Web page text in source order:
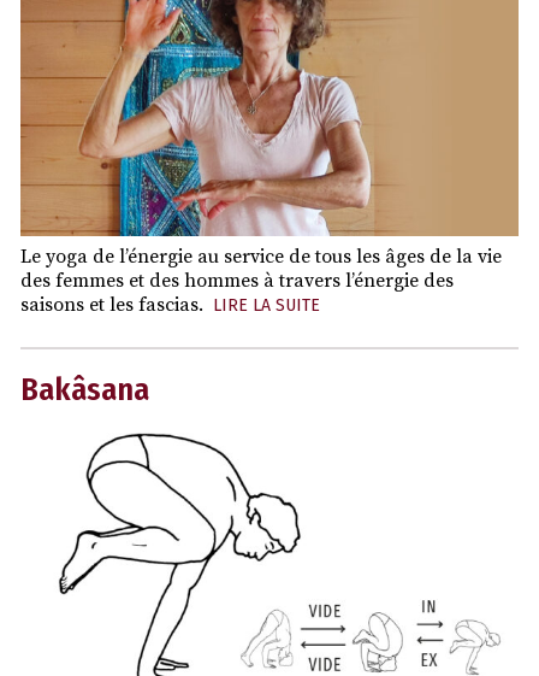
Le yoga de l’énergie au service de tous les âges de la vie
des femmes et des hommes à travers l’énergie des
saisons et les fascias. LIRE LA SUITE
Bakâsana